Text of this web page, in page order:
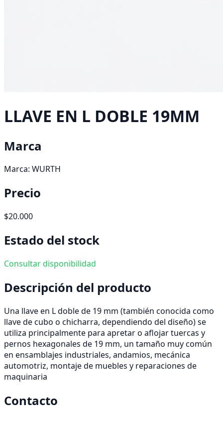
LLAVE EN L DOBLE 19MM
Marca
Marca: WURTH
Precio
$20.000
Estado del stock
Consultar disponibilidad
Descripción del producto
Una llave en L doble de 19 mm (también conocida como
llave de cubo o chicharra, dependiendo del diseño) se
utiliza principalmente para apretar o aflojar tuercas y
pernos hexagonales de 19 mm, un tamaño muy común
en ensamblajes industriales, andamios, mecánica
automotriz, montaje de muebles y reparaciones de
maquinaria
Contacto